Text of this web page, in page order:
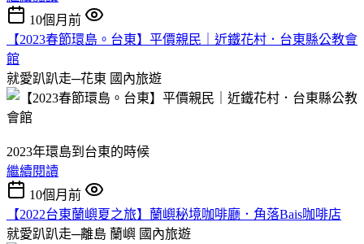
10個月前
【2023春節環島。台東】平價親民｜近鐵花村．台東縣公教會
館
就愛趴趴走─花東 國內旅遊
2023年環島到台東的時候
繼續閱讀
10個月前
【2022台東蘭嶼夏之旅】蘭嶼秘境咖啡廳．角落Bais咖啡店
就愛趴趴走─離島 蘭嶼 國內旅遊